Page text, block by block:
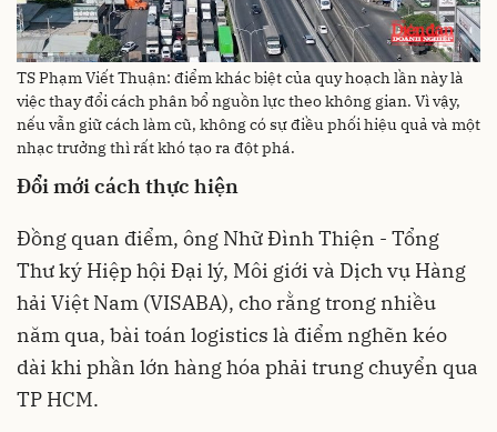
TS Phạm Viết Thuận: điểm khác biệt của quy hoạch lần này là
việc thay đổi cách phân bổ nguồn lực theo không gian. Vì vậy,
nếu vẫn giữ cách làm cũ, không có sự điều phối hiệu quả và một
nhạc trưởng thì rất khó tạo ra đột phá.
Đổi mới cách thực hiện
Đồng quan điểm, ông Nhữ Đình Thiện - Tổng
Thư ký Hiệp hội Đại lý, Môi giới và Dịch vụ Hàng
hải Việt Nam (VISABA), cho rằng trong nhiều
năm qua, bài toán logistics là điểm nghẽn kéo
dài khi phần lớn hàng hóa phải trung chuyển qua
TP HCM.